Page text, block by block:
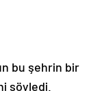
bu şehrin bir
söyledi.